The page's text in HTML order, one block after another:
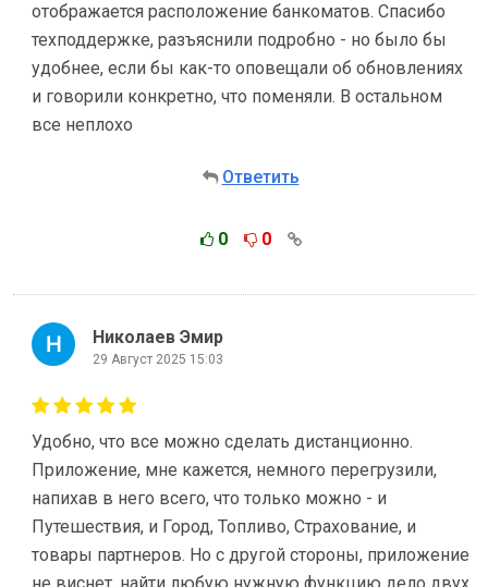
отображается расположение банкоматов. Спасибо
техподдержке, разъяснили подробно - но было бы
удобнее, если бы как-то оповещали об обновлениях
и говорили конкретно, что поменяли. В остальном
все неплохо
Ответить
0 0
Николаев Эмир
29 Август 2025 15:03
Удобно, что все можно сделать дистанционно.
Приложение, мне кажется, немного перегрузили,
напихав в него всего, что только можно - и
Путешествия, и Город, Топливо, Страхование, и
товары партнеров. Но с другой стороны, приложение